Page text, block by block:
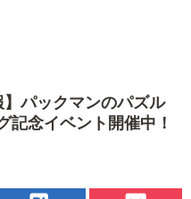
】パックマンのパズル
記念イベント開催中！